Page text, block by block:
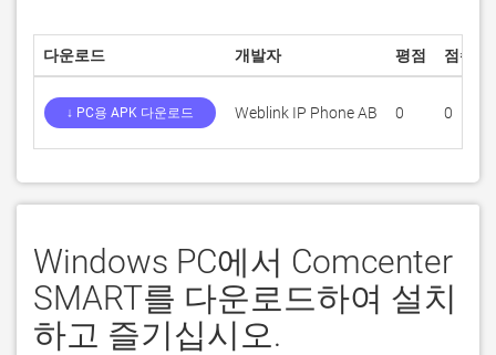
다운로드 개발자 평점 점수
↓ PC용 APK 다운로드 Weblink IP Phone AB 0 0
Windows PC에서 Comcenter
SMART를 다운로드하여 설치
하고 즐기십시오.